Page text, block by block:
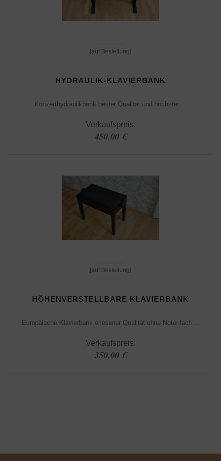
[auf Bestellung]
HYDRAULIK-KLAVIERBANK
Konzerthydraulikbank bester Qualität und höchster ...
Verkaufspreis:
450,00 €
[auf Bestellung]
HÖHENVERSTELLBARE KLAVIERBANK
Europäische Klavierbank erlesener Qualität ohne Notenfach ...
Verkaufspreis:
350,00 €